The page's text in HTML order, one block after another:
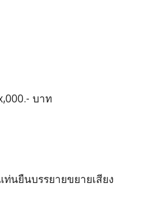
บาท
นยืนบรรยายขยายเสียง